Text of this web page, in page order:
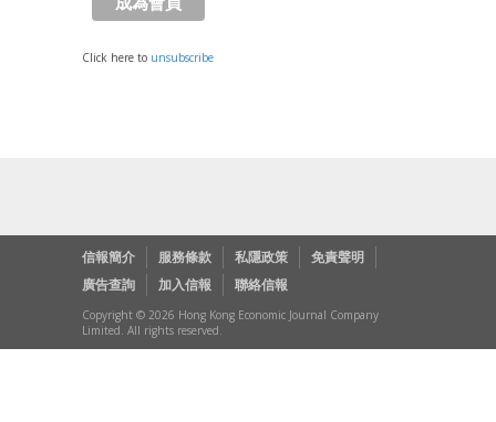
Click here to unsubscribe
信報簡介 服務條款 私隱政策
免責聲明
廣告查詢
加入信報 聯絡信報
Copyright © 2026 Hong Kong Economic Journal Company
Limited. All rights reserved.